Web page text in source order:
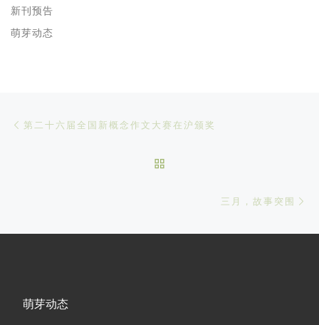
新刊预告
萌芽动态
文章导航
第二十六届全国新概念作文大赛在沪颁奖
三月，故事突围
萌芽动态